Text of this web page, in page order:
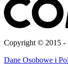
Copyright © 2015 -
Dane Osobowe i